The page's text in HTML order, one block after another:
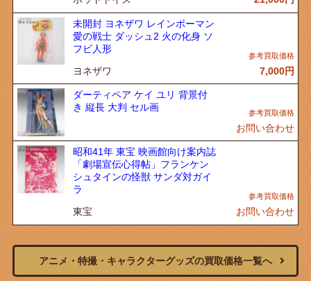
未開封 ヨネザワ レインボーマン
愛の戦士 ダッシュ2 火の化身 ソ
フビ人形
ヨネザワ 7,000円
ダーティペア ケイ ユリ 背景付
き 縦長 大判 セル画
お問い合わせ
昭和41年 東宝 映画館向け案内誌
「劇場宣伝心得帖」フランケン
シュタインの怪獣 サンダ対ガイ
ラ
東宝 お問い合わせ
アニメ・特撮・キャラクターグッズの買取価格一覧へ